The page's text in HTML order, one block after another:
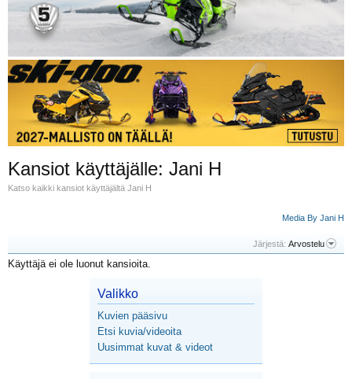
Kansiot käyttäjälle: Jani H
Katso kaikki kansiot käyttäjältä Jani H
Media By Jani H
Järjestä: Arvostelu
Käyttäjä ei ole luonut kansioita.
Valikko
Kuvien pääsivu
Etsi kuvia/videoita
Uusimmat kuvat & videot